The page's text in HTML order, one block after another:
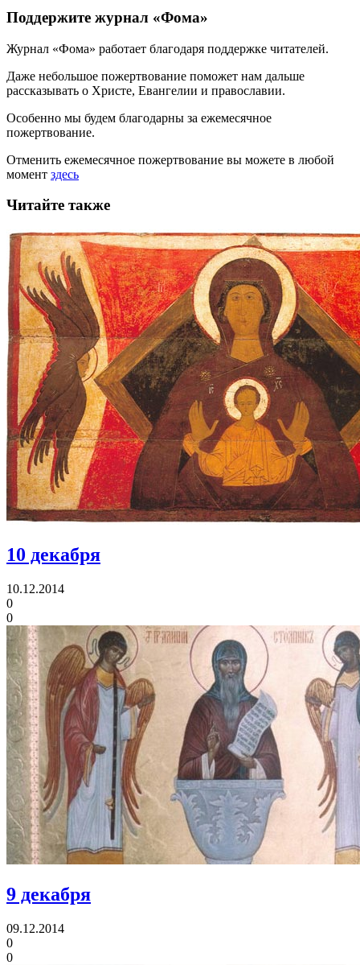
Поддержите журнал «Фома»
Журнал «Фома» работает благодаря поддержке читателей.
Даже небольшое пожертвование поможет нам дальше
рассказывать о Христе, Евангелии и православии.
Особенно мы будем благодарны за ежемесячное
пожертвование.
Отменить ежемесячное пожертвование вы можете в любой
момент здесь
Читайте также
10 декабря
10.12.2014
0
0
9 декабря
09.12.2014
0
0